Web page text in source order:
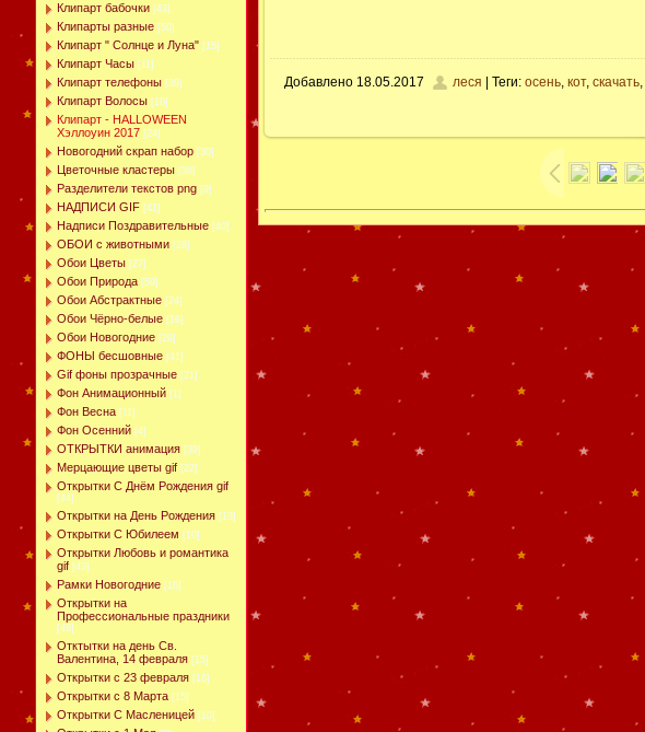
Клипарт бабочки [43]
Клипарты разные [50]
Клипарт " Солнце и Луна" [15]
Клипарт Часы [11]
Клипарт телефоны [39]
Клипарт Волосы [10]
Клипарт - HALLOWEEN
Хэллоуин 2017 [24]
Новогодний скрап набор [30]
Цветочные кластеры [36]
Разделители текстов png [9]
НАДПИСИ GIF [41]
Надписи Поздравительные [40]
ОБОИ с животными [28]
Обои Цветы [27]
Обои Природа [59]
Обои Абстрактные [24]
Обои Чёрно-белые [16]
Обои Новогодние [29]
ФОНЫ бесшовные [41]
Gif фоны прозрачные [21]
Фон Анимационный [1]
Фон Весна [11]
Фон Осенний [4]
ОТКРЫТКИ анимация [39]
Мерцающие цветы gif [22]
Открытки С Днём Рождения gif
[44]
Открытки на День Рождения [13]
Открытки С Юбилеем [10]
Открытки Любовь и романтика
gif [43]
Рамки Новогодние [16]
Открытки на
Профессиональные праздники
[48]
Отктытки на день Св.
Валентина, 14 февраля [15]
Открытки с 23 февраля [16]
Открытки с 8 Марта [15]
Открытки С Масленицей [10]
Добавлено 18.05.2017 леся | Теги: осень, кот, скачать,